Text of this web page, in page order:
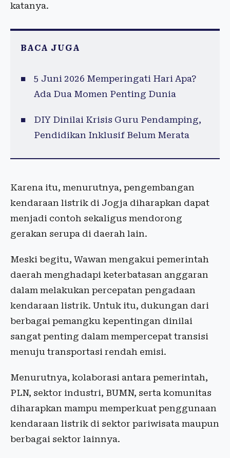
katanya.
BACA JUGA
5 Juni 2026 Memperingati Hari Apa?
Ada Dua Momen Penting Dunia
DIY Dinilai Krisis Guru Pendamping,
Pendidikan Inklusif Belum Merata
Karena itu, menurutnya, pengembangan
kendaraan listrik di Jogja diharapkan dapat
menjadi contoh sekaligus mendorong
gerakan serupa di daerah lain.
Meski begitu, Wawan mengakui pemerintah
daerah menghadapi keterbatasan anggaran
dalam melakukan percepatan pengadaan
kendaraan listrik. Untuk itu, dukungan dari
berbagai pemangku kepentingan dinilai
sangat penting dalam mempercepat transisi
menuju transportasi rendah emisi.
Menurutnya, kolaborasi antara pemerintah,
PLN, sektor industri, BUMN, serta komunitas
diharapkan mampu memperkuat penggunaan
kendaraan listrik di sektor pariwisata maupun
berbagai sektor lainnya.